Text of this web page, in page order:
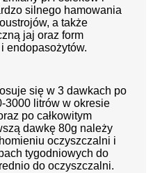
silnego hamowania
a także
jaj oraz form
endopasożytów.
się w 3 dawkach po
3000 litrów w okresie
po całkowitym
dawkę 80g należy
oczyszczalni i
tygodniowych do
do oczyszczalni.